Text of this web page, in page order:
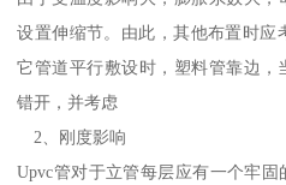
设置伸缩节。由此，其他布置时应
它管道平行敷设时，塑料管靠边
错开，并考虑
2、刚度影响
Upvc管对于立管每层应有一个牢